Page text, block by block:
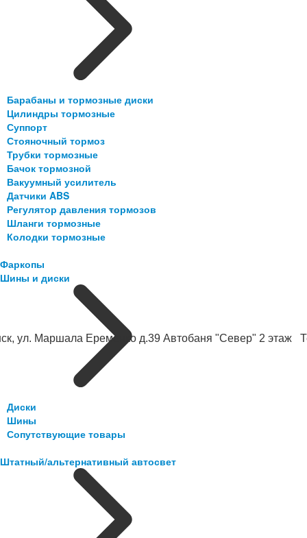
ул. Маршала Еременко д.39 Автобаня "Север" 2 этаж
Барабаны и тормозные диски
Цилиндры тормозные
Суппорт
Стояночный тормоз
Трубки тормозные
Бачок тормозной
Вакуумный усилитель
Датчики ABS
Регулятор давления тормозов
Шланги тормозные
Колодки тормозные
Фаркопы
Шины и диски
Диски
Шины
Сопутствующие товары
Штатный/альтернативный автосвет